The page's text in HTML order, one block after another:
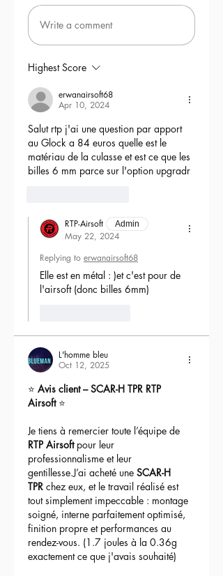
Write a comment
Highest Score
erwanairsoft68
Apr 10, 2024
Salut rtp j'ai une question par apport
au Glock a 84 euros quelle est le
matériau de la culasse et est ce que les
billes 6 mm parce sur l'option upgradr
RTP-Airsoft Admin
May 22, 2024
Replying to erwanairsoft68
Elle est en métal : )et c'est pour de
l'airsoft (donc billes 6mm)
L'homme bleu
Oct 12, 2025
⭐ Avis client – SCAR-H TPR RTP
Airsoft ⭐
Je tiens à remercier toute l’équipe de
RTP Airsoft pour leur
professionnalisme et leur
gentillesse.J’ai acheté une SCAR-H
TPR chez eux, et le travail réalisé est
tout simplement impeccable : montage
soigné, interne parfaitement optimisé,
finition propre et performances au
rendez-vous. (1.7 joules à la 0.36g
exactement ce que j'avais souhaité)